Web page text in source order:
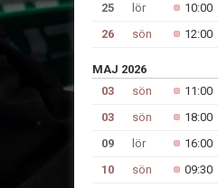
25
lör 10:00
26
sön 12:00
MAJ 2026
03
sön 11:00
03
sön 18:00
09
lör 16:00
10
sön 09:30